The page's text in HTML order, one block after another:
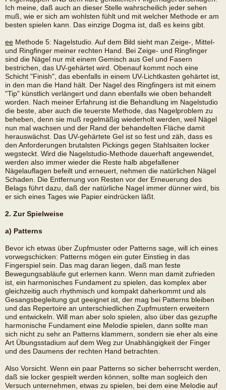
Ich meine, daß auch an dieser Stelle wahrscheilich jeder sehen
muß, wie er sich am wohlsten fühlt und mit welcher Methode er am
besten spielen kann. Das einzige Dogma ist, daß es keins gibt.
ee Methode 5: Nagelstudio. Auf dem Bild sieht man Zeige-, Mittel-
und Ringfinger meiner rechten Hand. Bei Zeige- und Ringfinger
sind die Nägel nur mit einem Gemisch aus Gel und Fasern
bestrichen, das UV-gehärtet wird. Obenauf kommt noch eine
Schicht "Finish", das ebenfalls in einem UV-Lichtkasten gehärtet ist,
in den man die Hand hält. Der Nagel des Ringfingers ist mit einem
"Tip" künstlich verlängert und dann ebenfalls wie oben behandelt
worden. Nach meiner Erfahrung ist die Behandlung im Nagelstudio
die beste, aber auch die teuerste Methode, das Nagelproblem zu
beheben, denn sie muß regelmäßig wiederholt werden, weil Nägel
nun mal wachsen und der Rand der behandelten Fläche damit
herauswächst. Das UV-gehärtete Gel ist so fest und zäh, dass es
den Anforderungen brutalsten Pickings gegen Stahlsaiten locker
wegsteckt. Wird die Nagelstudio-Methode dauerhaft angewendet,
werden also immer wieder die Reste halb abgefallener
Nägelauflagen befeilt und erneuert, nehmen die natürlichen Nägel
Schaden. Die Entfernung von Resten vor der Erneuerung des
Belags führt dazu, daß der natürliche Nagel immer dünner wird, bis
er sich eines Tages wie Papier eindrücken läßt.
2. Zur Spielweise
a) Patterns
Bevor ich etwas über Zupfmuster oder Patterns sage, will ich eines
vorwegschicken: Patterns mögen ein guter Einstieg in das
Fingerspiel sein. Das mag daran liegen, daß man feste
Bewegungsabläufe gut erlernen kann. Wenn man damit zufrieden
ist, ein harmonisches Fundament zu spielen, das komplex aber
gleichzeitig auch rhythmisch und kompakt daherkommt und als
Gesangsbegleitung gut geeignet ist, der mag bei Patterns bleiben
und das Repertoire an unterschiedlichen Zupfmustern erweitern
und entwickeln. Will man aber solo spielen, also über das gezupfte
harmonische Fundament eine Melodie spielen, dann sollte man
sich nicht zu sehr an Patterns klammern, sondern sie eher als eine
Art Übungsstadium auf dem Weg zur Unabhängigkeit der Finger
und des Daumens der rechten Hand betrachten.
Also Vorsicht. Wenn ein paar Patterns so sicher beherrscht werden,
daß sie locker gespielt werden können, sollte man sogleich den
Versuch unternehmen, etwas zu spielen, bei dem eine Melodie auf